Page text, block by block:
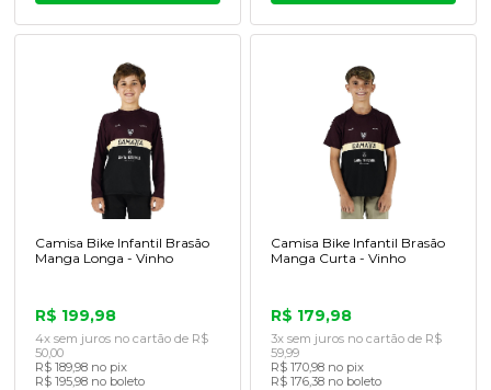
Camisa Bike Infantil Brasão
Manga Longa - Vinho
R$ 199,98
4x sem juros no cartão de R$
50,00
R$ 189,98 no pix
R$ 195,98 no boleto
Camisa Bike Infantil Brasão
Manga Curta - Vinho
R$ 179,98
3x sem juros no cartão de R$
59,99
R$ 170,98 no pix
R$ 176,38 no boleto